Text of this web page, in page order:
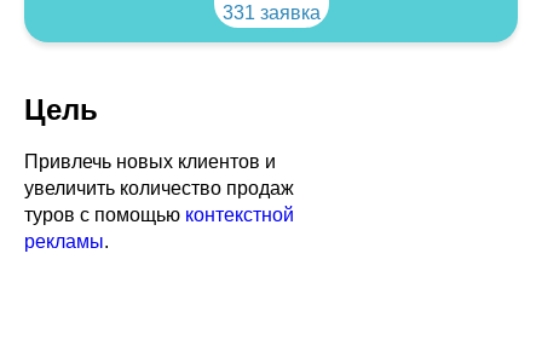
331 заявка
Цель
Привлечь новых клиентов и
увеличить количество продаж
туров с помощью контекстной
рекламы.